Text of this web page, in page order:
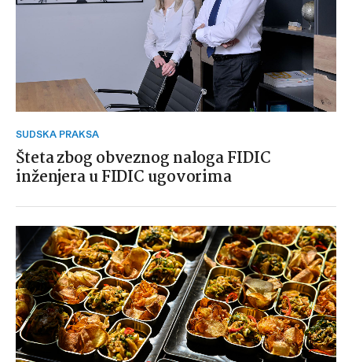
SUDSKA PRAKSA
Šteta zbog obveznog naloga FIDIC
inženjera u FIDIC ugovorima